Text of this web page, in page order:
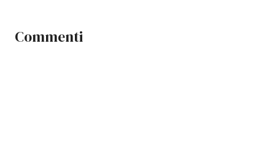
Commenti